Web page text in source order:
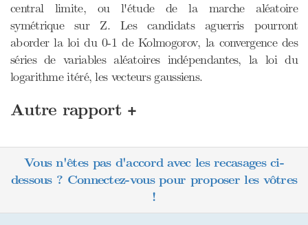
central limite, ou l'étude de la marche aléatoire
symétrique sur Z. Les candidats aguerris pourront
aborder la loi du 0-1 de Kolmogorov, la convergence des
séries de variables aléatoires indépendantes, la loi du
logarithme itéré, les vecteurs gaussiens.
Autre rapport +
Vous n'êtes pas d'accord avec les recasages ci-
dessous ? Connectez-vous pour proposer les vôtres
!